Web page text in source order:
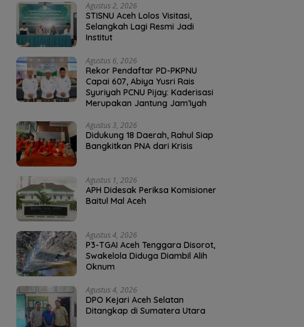
Agustus 2, 2026
STISNU Aceh Lolos Visitasi,
Selangkah Lagi Resmi Jadi
Institut
Agustus 6, 2026
Rekor Pendaftar PD-PKPNU
Capai 607, Abiya Yusri Rais
Syuriyah PCNU Pijay: Kaderisasi
Merupakan Jantung Jam’iyah
Agustus 3, 2026
Didukung 18 Daerah, Rahul Siap
Bangkitkan PNA dari Krisis
Agustus 1, 2026
APH Didesak Periksa Komisioner
Baitul Mal Aceh
Agustus 4, 2026
P3-TGAI Aceh Tenggara Disorot,
Swakelola Diduga Diambil Alih
Oknum
Agustus 4, 2026
DPO Kejari Aceh Selatan
Ditangkap di Sumatera Utara